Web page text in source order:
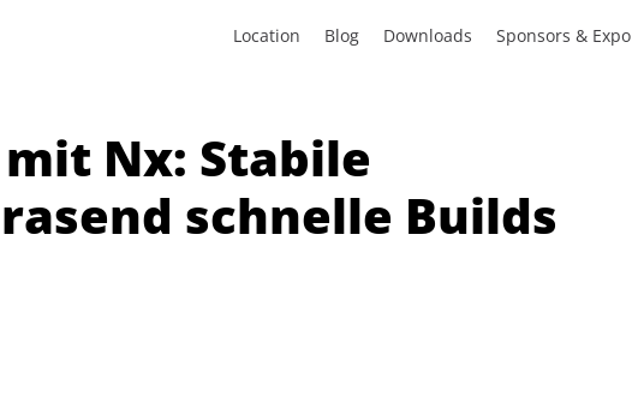
Location Blog Downloads Sponsors & Expo
Nx: Stabile
schnelle Builds